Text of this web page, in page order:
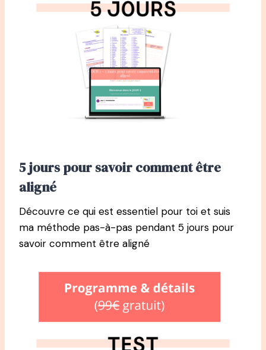
5 jours pour savoir comment être
aligné
Découvre ce qui est essentiel pour toi et suis
ma méthode pas-à-pas pendant 5 jours pour
savoir comment être aligné